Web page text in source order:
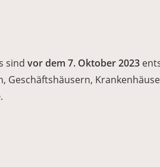
sind vor dem 7. Oktober 2023
.